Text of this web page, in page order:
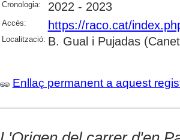
Cronologia: 2022 - 2023
Accés: https://raco.cat/
Localització: B. Gual i Pujadas
Enllaç permanent a aquest